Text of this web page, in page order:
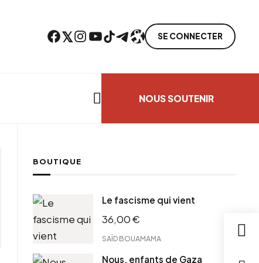
Facebook Twitter Instagram YouTube TikTok TelegramLien SE CONNECTER
NOUS SOUTENIR
BOUTIQUE
Le fascisme qui vient
36,00€
SAÏD BOUAMAMA
Nous, enfants de Gaza